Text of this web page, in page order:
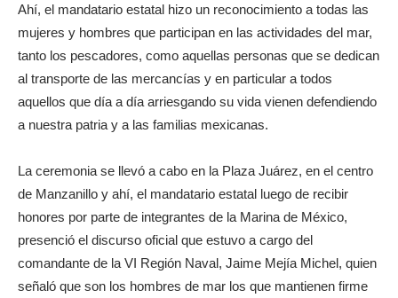
Ahí, el mandatario estatal hizo un reconocimiento a todas las
mujeres y hombres que participan en las actividades del mar,
tanto los pescadores, como aquellas personas que se dedican
al transporte de las mercancías y en particular a todos
aquellos que día a día arriesgando su vida vienen defendiendo
a nuestra patria y a las familias mexicanas.
La ceremonia se llevó a cabo en la Plaza Juárez, en el centro
de Manzanillo y ahí, el mandatario estatal luego de recibir
honores por parte de integrantes de la Marina de México,
presenció el discurso oficial que estuvo a cargo del
comandante de la VI Región Naval, Jaime Mejía Michel, quien
señaló que son los hombres de mar los que mantienen firme